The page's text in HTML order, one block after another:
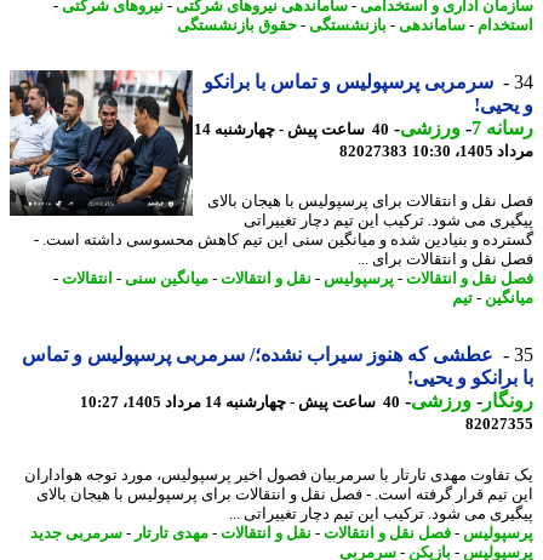
اداری و استخدامی-ساماندهی نیروهای شرکتی -نیروهای شرکتی -
-ساماندهی-بازنشستگی-حقوق بازنشستگی
سرمربی پرسپولیس و تماس با برانکو
7
-ورزشی-
40 ساعت پیش - چهارشنبه 14
10:30
82027383
نقل و انتقالات برای پرسپولیس با هیجان بالای
می شود. ترکیب این تیم دچار تغییراتی
و بنیادین شده و میانگین سنی این تیم کاهش محسوسی داشته است. -
نقل و انتقالات برای ...
نقل و انتقالات-پرسپولیس-نقل و انتقالات-میانگین سنی-انتقالات-
-تیم
عطشی که هنوز سیراب نشده؛/ سرمربی پرسپولیس و تماس
و یحیی!
-ورزشی-40 ساعت پیش - چهارشنبه 14 مرداد 1405، 10:27
مهدی تارتار با سرمربیان فصول اخیر پرسپولیس، مورد توجه هواداران
تیم قرار گرفته است. - فصل نقل و انتقالات برای پرسپولیس با هیجان بالای
می شود. ترکیب این تیم دچار تغییراتی ...
-فصل نقل و انتقالات-نقل و انتقالات-مهدی تارتار- سرمربی جدید
-بازیکن -سرمربی